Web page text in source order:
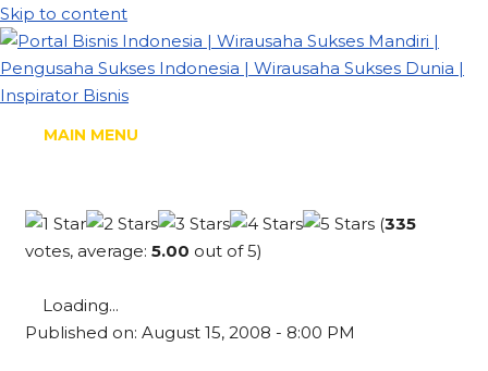
Skip to content
MAIN MENU
(335
votes, average:5.00 out of 5)
Loading...
Published on: August 15, 2008 - 8:00 PM